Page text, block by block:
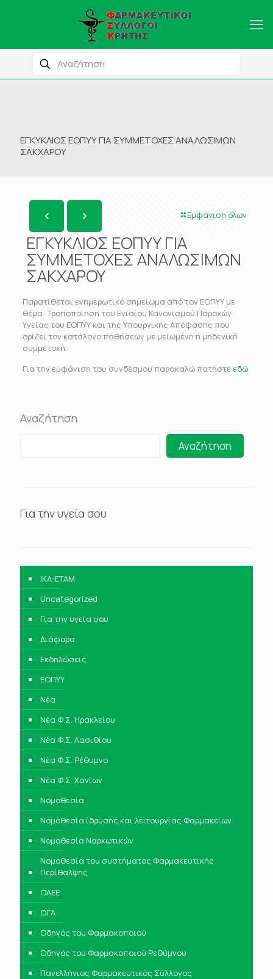
ΕΓΚΥΚΛΙΟΣ ΕΟΠΥΥ ΓΙΑ ΣΥΜΜΕΤΟΧΕΣ ΑΝΑΛΩΣΙΜΩΝ
ΣΑΚΧΑΡΟΥ
Εμφάνιση όλων
ΕΓΚΥΚΛΙΟΣ ΕΟΠΥΥ ΓΙΑ
ΣΥΜΜΕΤΟΧΕΣ ΑΝΑΛΩΣΙΜΩΝ
ΣΑΚΧΑΡΟΥ
Παρατίθεται ενημερωτικό σημείωμα από τον ΕΟΠΥΥ με
θέμα: Τροποποίηση του Ενιαίου Κανονισμού Παροχών
Υγείας του ΕΟΠΥΥ και της Υπουργικής Απόφασης που
ορίζει τον κατάλογο παθήσεων με μειωμένη ή μηδενική
συμμετοχή.
Για την εμφάνιση του συνδέσμου παρακαλώ πατήστε εδώ
Αναζήτηση
Αναζήτηση
Για την υγεία σου
IKA-ETAM
Uncategorized
Για την υγεία σου
Διάφορα
Εκδηλώσεις
ΕΟΠΥΥ
Νέα
Νέα Φ.Σ. Ηρακλείου
Νέα Φ.Σ. Λασιθίου
Νέα Φ.Σ. Ρέθυμνο
Νέα Φ.Σ. Χανίων
Νομοθεσία
Νομοθεσία ίδρυσης και λειτουργίας Φαρμακείων
Νομοθεσία Ναρκωτικών
Νομοθεσία του συστήματος Φαρμακευτικής
Περίθαλψης
ΟΑΕΕ
ΟΓΑ
Οδηγός του Φαρμακοποιού
Οδηγός του Φαρμακοποιού Ρεθύμνου
Πανελλήνιος Φαρμακευτικός Σύλλογος